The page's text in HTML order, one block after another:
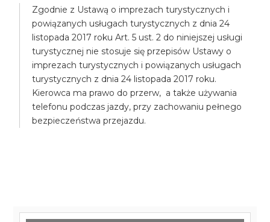
Zgodnie z Ustawą o imprezach turystycznych i
powiązanych usługach turystycznych z dnia 24
listopada 2017 roku Art. 5 ust. 2 do niniejszej usługi
turystycznej nie stosuje się przepisów Ustawy o
imprezach turystycznych i powiązanych usługach
turystycznych z dnia 24 listopada 2017 roku.
Kierowca ma prawo do przerw, a także używania
telefonu podczas jazdy, przy zachowaniu pełnego
bezpieczeństwa przejazdu.